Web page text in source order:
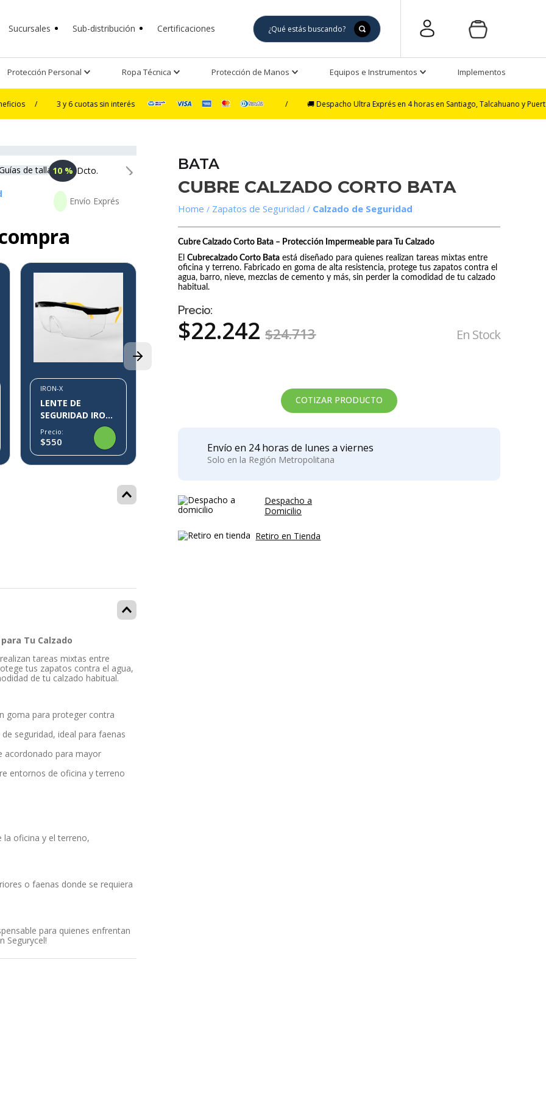
Sucursales Sub-distribución Certificaciones
Protección Personal Ropa Técnica Protección de Manos Equipos e Instrumentos Implementos de
3 y 6 cuotas sin interés / 🚚 Despacho Ultra Exprés en 4 horas en Santiago, Talcahuano y Puerto Montt |
10 % Dcto.
IRON-X
LENTE DE
SEGURIDAD IRON-
X IX07
Precio:
$550
8%
IRON-X
LENTE DE
SEGURIDAD IRON-
ANTICORTE
DIELECTRICO DE
Tu Calzado
tareas mixtas entre
tus zapatos contra el agua,
de tu calzado habitual.
goma para proteger contra
seguridad, ideal para faenas
acordonado para mayor
entornos de oficina y terreno
la oficina y el terreno,
o faenas donde se requiera
para quienes enfrentan
Segurycel!
BATA
CUBRE CALZADO CORTO BATA
Zapatos de Seguridad Calzado de Seguridad
Cubre Calzado Corto Bata – Protección Impermeable para Tu Calzado
ElCubrecalzado Corto Bata está diseñado para quienes realizan tareas mixtas entre
oficina y terreno. Fabricado en goma de alta resistencia, protege tus zapatos contra el
agua, barro, nieve, mezclas de cemento y más, sin perder la comodidad de tu calzado
habitual.
Precio:
$22.242 $24.713 En Stock
COTIZAR PRODUCTO
Envío en 24 horas de lunes a viernes
Solo en la Región Metropolitana
Despacho a
Domicilio
Retiro en Tienda